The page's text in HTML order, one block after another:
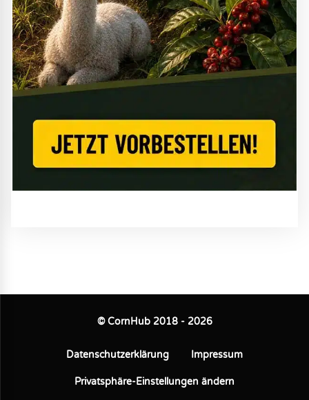
© CornHub 2018 - 2026
Datenschutzerklärung Impressum
Privatsphäre-Einstellungen ändern